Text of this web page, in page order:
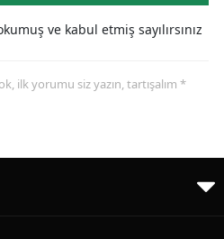
ve kabul etmiş sayılırsınız
ilk yorumu siz yazın, tartışalım *